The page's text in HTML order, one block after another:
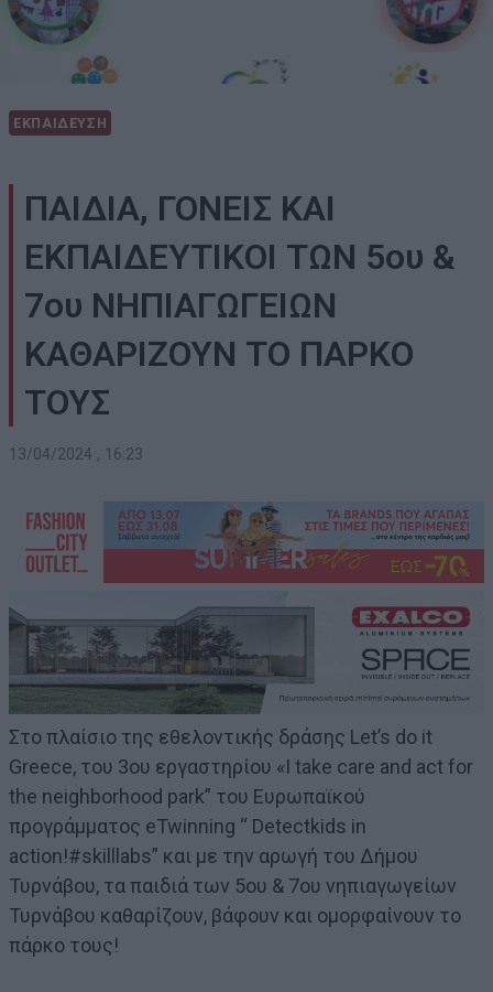
ΕΚΠΑΙΔΕΥΣΗ
ΠΑΙΔΙΑ, ΓΟΝΕΙΣ ΚΑΙ
ΕΚΠΑΙΔΕΥΤΙΚΟΙ ΤΩΝ 5ου &
7ου ΝΗΠΙΑΓΩΓΕΙΩΝ
ΚΑΘΑΡΙΖΟΥΝ ΤΟ ΠΑΡΚΟ
ΤΟΥΣ
13/04/2024 , 16:23
Στο πλαίσιο της εθελοντικής δράσης Let’s do it
Greece, του 3ου εργαστηρίου «I take care and act for
the neighborhood park” του Ευρωπαϊκού
προγράμματος eTwinning “ Detectkids in
action!#skilllabs” και με την αρωγή του Δήμου
Τυρνάβου, τα παιδιά των 5ου & 7ου νηπιαγωγείων
Τυρνάβου καθαρίζουν, βάφουν και ομορφαίνουν το
πάρκο τους!